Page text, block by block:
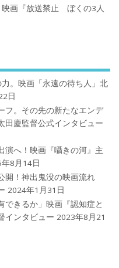
映画『放送禁止 ぼくの3人
。映画「永遠の待ち人」北
日
フ。その先の新たなエンデ
田慶監督公式インタビュー
演へ！映画『囁きの河』主
8月14日
開！神出鬼没の映画流れ
2024年1月31日
できるか」映画『認知症と
インタビュー 2023年8月21